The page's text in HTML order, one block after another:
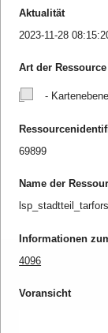
Aktualität
2023-11-28
Art der Ressource
- Kartenebene
69899
Name der
Informationen
4096
Voransicht